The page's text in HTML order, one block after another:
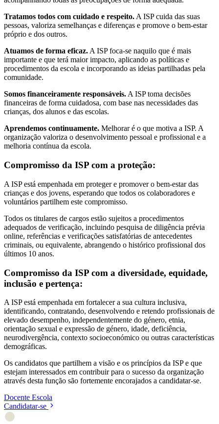
Tratamos todos com cuidado e respeito. A ISP cuida das suas
pessoas, valoriza semelhanças e diferenças e promove o bem-estar
próprio e dos outros.
Atuamos de forma eficaz. A ISP foca-se naquilo que é mais
importante e que terá maior impacto, aplicando as políticas e
procedimentos da escola e incorporando as ideias partilhadas pela
comunidade.
Somos financeiramente responsáveis. A ISP toma decisões
financeiras de forma cuidadosa, com base nas necessidades das
crianças, dos alunos e das escolas.
Aprendemos continuamente. Melhorar é o que motiva a ISP. A
organização valoriza o desenvolvimento pessoal e profissional e a
melhoria contínua da escola.
Compromisso da ISP com a proteção:
A ISP está empenhada em proteger e promover o bem-estar das
crianças e dos jovens, esperando que todos os colaboradores e
voluntários partilhem este compromisso.
Todos os titulares de cargos estão sujeitos a procedimentos
adequados de verificação, incluindo pesquisa de diligência prévia
online, referências e verificações satisfatórias de antecedentes
criminais, ou equivalente, abrangendo o histórico profissional dos
últimos 10 anos.
Compromisso da ISP com a diversidade, equidade,
inclusão e pertença:
A ISP está empenhada em fortalecer a sua cultura inclusiva,
identificando, contratando, desenvolvendo e retendo profissionais de
elevado desempenho, independentemente do género, etnia,
orientação sexual e expressão de género, idade, deficiência,
neurodivergência, contexto socioeconómico ou outras características
demográficas.
Os candidatos que partilhem a visão e os princípios da ISP e que
estejam interessados em contribuir para o sucesso da organização
através desta função são fortemente encorajados a candidatar-se.
Docente Escola
Candidatar-se